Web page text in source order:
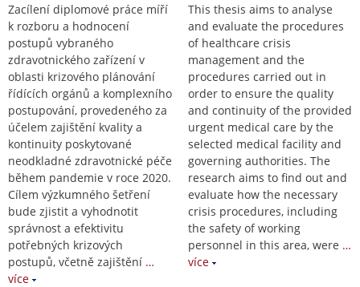
Zacílení diplomové práce míří
k rozboru a hodnocení
postupů vybraného
zdravotnického zařízení v
oblasti krizového plánování
řídících orgánů a komplexního
postupování, provedeného za
účelem zajištění kvality a
kontinuity poskytované
neodkladné zdravotnické péče
během pandemie v roce 2020.
Cílem výzkumného šetření
bude zjistit a vyhodnotit
správnost a efektivitu
potřebných krizových
postupů, včetně zajištění …
více
This thesis aims to analyse
and evaluate the procedures
of healthcare crisis
management and the
procedures carried out in
order to ensure the quality
and continuity of the provided
urgent medical care by the
selected medical facility and
governing authorities. The
research aims to find out and
evaluate how the necessary
crisis procedures, including
the safety of working
personnel in this area, were …
více